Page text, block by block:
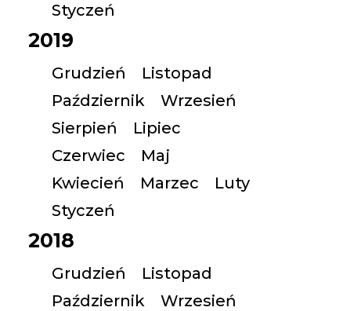
Styczeń
2019
Grudzień
Listopad
Październik
Wrzesień
Sierpień
Lipiec
Czerwiec
Maj
Kwiecień
Marzec
Luty
Styczeń
2018
Grudzień
Listopad
Październik
Wrzesień